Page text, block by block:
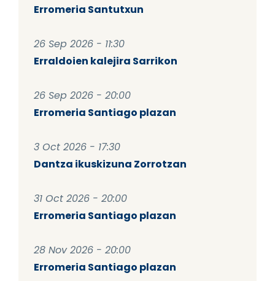
Erromeria Santutxun
26 Sep 2026 - 11:30
Erraldoien kalejira Sarrikon
26 Sep 2026 - 20:00
Erromeria Santiago plazan
3 Oct 2026 - 17:30
Dantza ikuskizuna Zorrotzan
31 Oct 2026 - 20:00
Erromeria Santiago plazan
28 Nov 2026 - 20:00
Erromeria Santiago plazan